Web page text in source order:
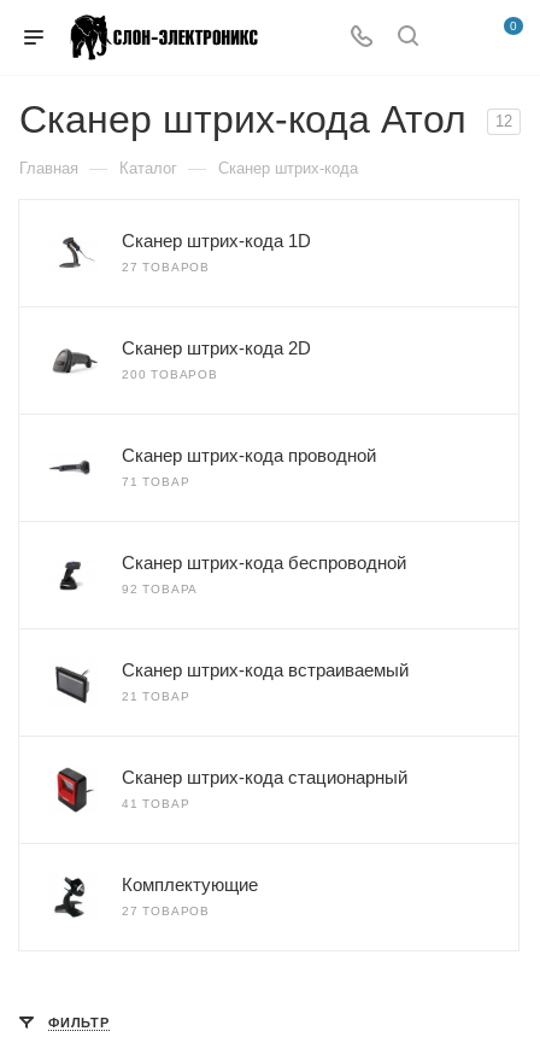
0
Сканер штрих-кода Атол 12
Главная — Каталог — Сканер штрих-кода
Сканер штрих-кода 1D
27 ТОВАРОВ
Сканер штрих-кода 2D
200 ТОВАРОВ
Сканер штрих-кода проводной
71 ТОВАР
Сканер штрих-кода беспроводной
92 ТОВАРА
Сканер штрих-кода встраиваемый
21 ТОВАР
Сканер штрих-кода стационарный
41 ТОВАР
Комплектующие
27 ТОВАРОВ
ФИЛЬТР